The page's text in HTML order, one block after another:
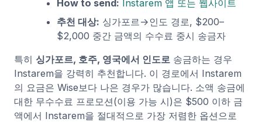
How to send: Instarem 앱 또는 웹사이트
추천 대상: 싱가포르→인도 경로, $200–
$2,000 중간 금액의 수수료 중시 송금자
특히 싱가포르, 호주, 영국에서 인도로 송금하는 경우
Instarem을 강력히 추천합니다. 이 경로에서 Instarem
의 요금은 Wise보다 나은 경우가 많습니다. 소액 송금에
대한 무수수료 프로모션(이용 가능 시)은 $500 이하 금
액에서 Instarem을 절대적으로 가장 저렴한 옵션으로